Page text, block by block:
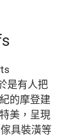
是有人把
的摩登建
美，呈現
具裝潢等